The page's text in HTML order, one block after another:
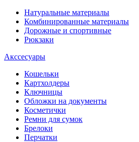
Натуральные материалы
Комбинированные материалы
Дорожные и спортивные
Рюкзаки
Акссесуары
Кошельки
Картхолдеры
Ключницы
Обложки на документы
Косметички
Ремни для сумок
Брелоки
Перчатки